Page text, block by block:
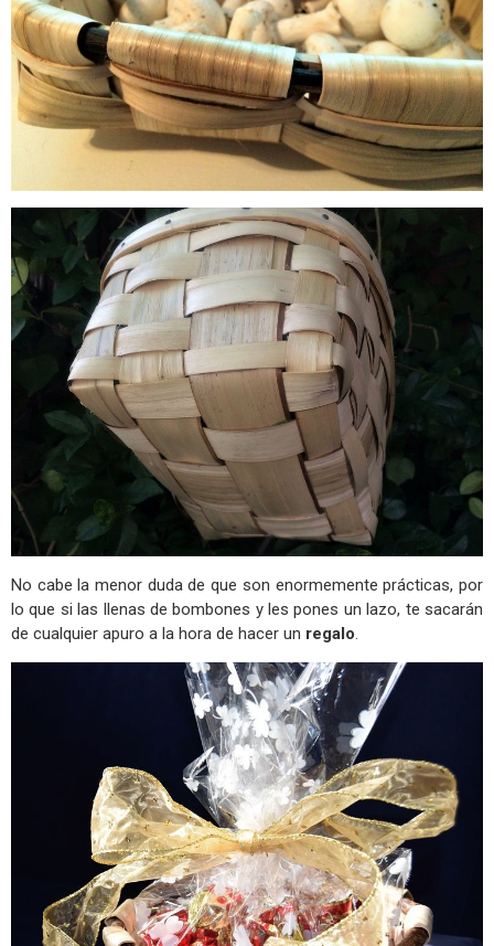
No cabe la menor duda de que son enormemente prácticas, por
lo que si las llenas de bombones y les pones un lazo, te sacarán
de cualquier apuro a la hora de hacer un regalo.